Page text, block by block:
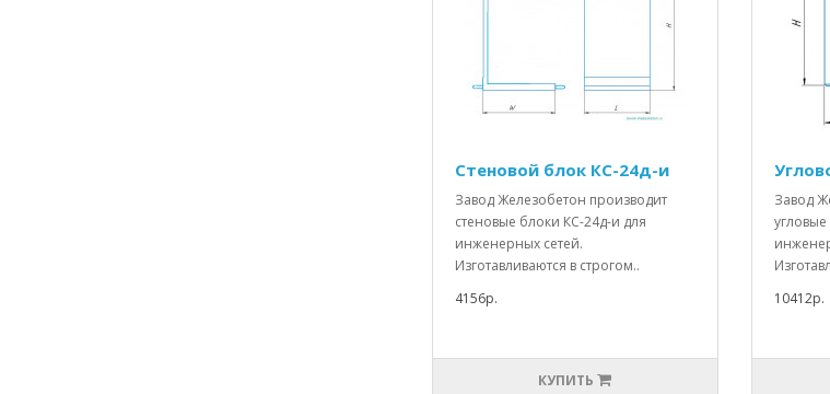
Стеновой блок КС-24д-и
Завод Железобетон производит
стеновые блоки КС-24д-и для
инженерных сетей.
Изготавливаются в строгом..
4156р.
КУПИТЬ
Завод
10412р.